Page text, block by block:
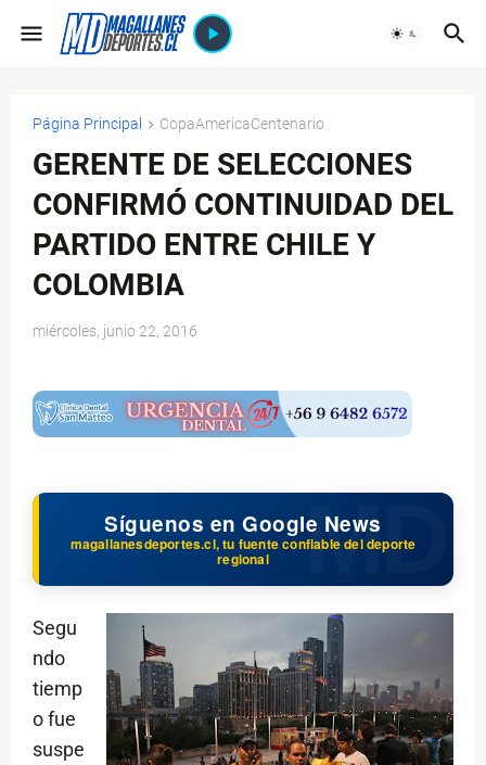
Página Principal CopaAmericaCentenario
GERENTE DE SELECCIONES
CONFIRMÓ CONTINUIDAD DEL
PARTIDO ENTRE CHILE Y
COLOMBIA
miércoles, junio 22, 2016
Síguenos en Google News
magallanesdeportes.cl, tu fuente confiable del deporte
regional
Segu
ndo
tiemp
o fue
suspe